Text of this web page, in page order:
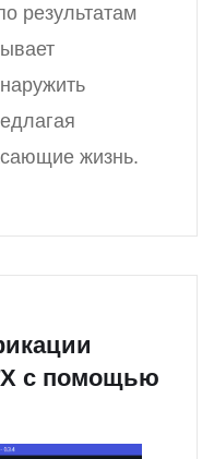
результатам
жизнь.
с помощью